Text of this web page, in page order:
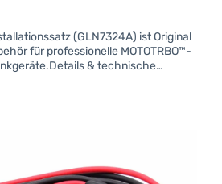
(GLN7324A) ist Original
für professionelle MOTOTRBO™-
& technische
für: CM-Serie GM-Serie